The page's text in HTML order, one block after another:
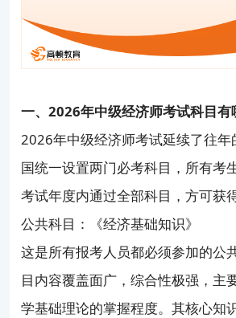
一、2026年中级经济师考试科目有
2026年中级经济师考试延续了往年
国统一设置两门必考科目，所有考
考试年度内通过全部科目，方可获
公共科目：《经济基础知识》
这是所有报考人员都必须参加的公
目内容覆盖面广，综合性极强，主
学基础理论的掌握程度。其核心知